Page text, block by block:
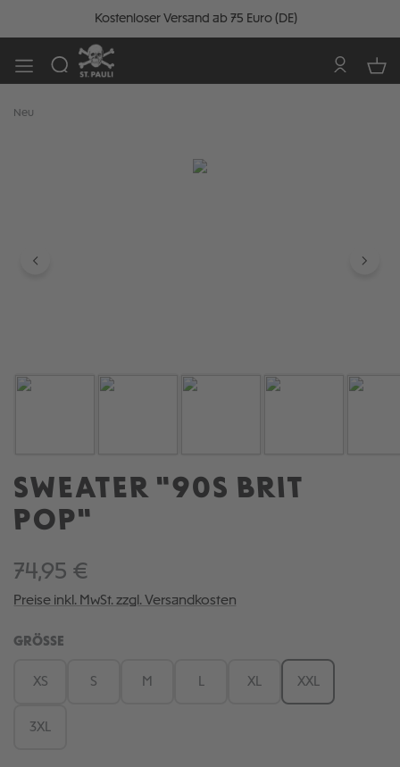
Kostenloser Versand ab 75 Euro (DE)
Neu
SWEATER "90S BRIT
POP"
74,95 €
Preise inkl. MwSt. zzgl. Versandkosten
GRÖSSE
XS S M XL XXL
3XL